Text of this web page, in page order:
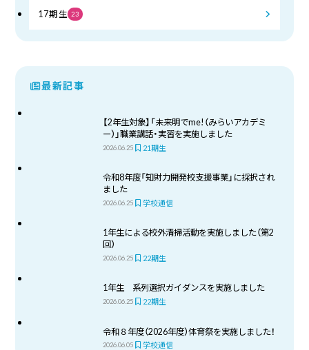
17期生 23
最新記事
【2年生対象】「未来明でme!（みらいアカデミ
ー）」職業講話・実習を実施しました
2026.06.25 21期生
令和8年度「知財力開発校支援事業」に採択され
ました
2026.06.25 学校通信
1年生による校外清掃活動を実施しました（第2
回）
2026.06.25 22期生
1年生 系列選択ガイダンスを実施しました
2026.06.25 22期生
令和８年度（2026年度）体育祭を実施しました！
2026.06.05 学校通信